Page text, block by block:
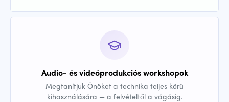
Audio- és videóprodukciós workshopok
Megtanítjuk Önöket a technika teljes körű
kihasználására — a felvételtől a vágásig.